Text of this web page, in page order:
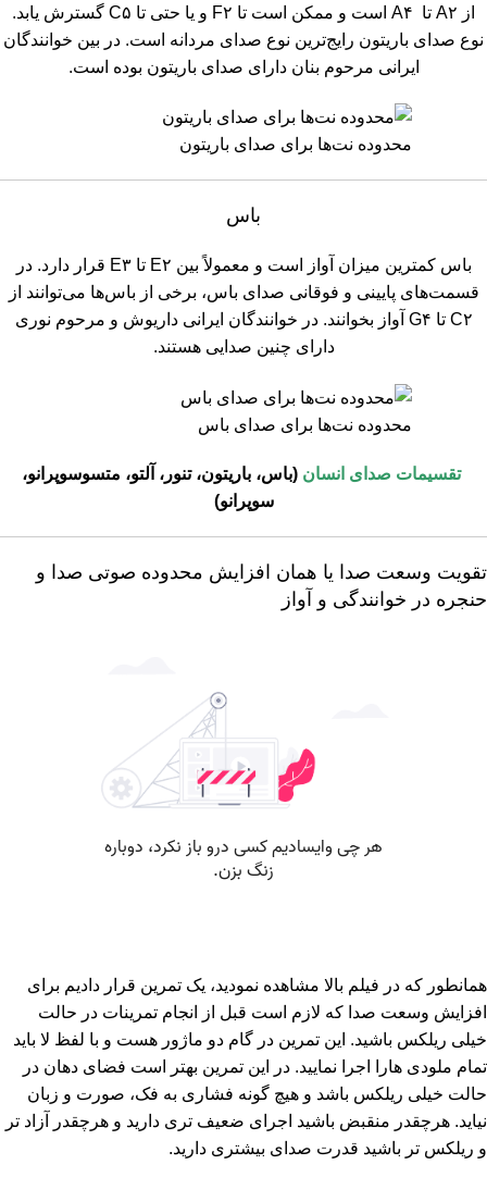
از A۲ تا A۴ است و ممکن است تا F۲ و یا حتی تا C۵ گسترش یابد.
نوع صدای باریتون رایج‌ترین نوع صدای مردانه است. در بین خوانندگان
ایرانی مرحوم بنان دارای صدای باریتون بوده است.
محدوده نت‌ها برای صدای باریتون
باس
باس کمترین میزان آواز است و معمولاً بین E۲ تا E۳ قرار دارد. در
قسمت‌های پایینی و فوقانی صدای باس، برخی از باس‌ها می‌توانند از
C۲ تا G۴ آواز بخوانند. در خوانندگان ایرانی داریوش و مرحوم نوری
دارای چنین صدایی هستند.
محدوده نت‌ها برای صدای باس
تقسیمات صدای انسان (باس، باریتون، تنور، آلتو، متسوسوپرانو،
سوپرانو)
تقویت وسعت صدا یا همان افزایش محدوده صوتی صدا و
حنجره در خوانندگی و آواز
همانطور که در فیلم بالا مشاهده نمودید، یک تمرین قرار دادیم برای
افزایش وسعت صدا که لازم است قبل از انجام تمرینات در حالت
خیلی ریلکس باشید. این تمرین در گام دو ماژور هست و با لفظ لا باید
تمام ملودی هارا اجرا نمایید. در این تمرین بهتر است فضای دهان در
حالت خیلی ریلکس باشد و هیچ گونه فشاری به فک، صورت و زبان
نیاید. هرچقدر منقبض باشید اجرای ضعیف تری دارید و هرچقدر آزاد تر
و ریلکس تر باشید قدرت صدای بیشتری دارید.